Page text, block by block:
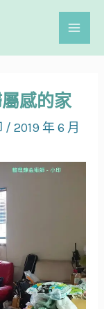
感的家
/2019 年 6 月